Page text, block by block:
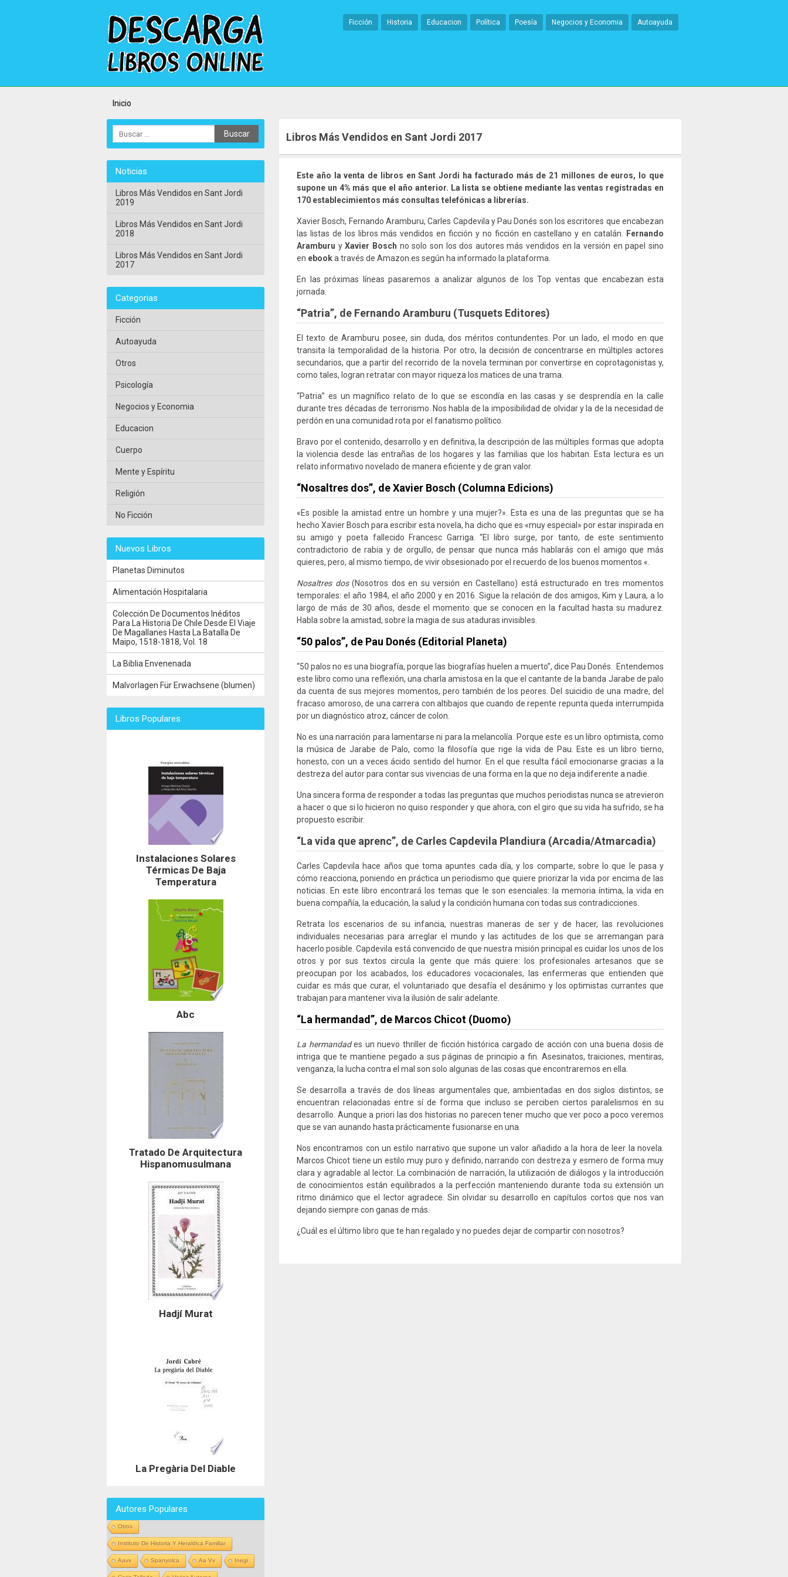
Ficción Historia Educacion Política Poesía Negocios y Economia Autoayuda
Inicio
Libros Más Vendidos en Sant Jordi 2017
Este año la venta de libros en Sant Jordi ha facturado más de 21 millones de euros, lo que
supone un 4% más que el año anterior. La lista se obtiene mediante las ventas registradas en
170 establecimientos más consultas telefónicas a librerías.
Xavier Bosch, Fernando Aramburu, Carles Capdevila y Pau Donés son los escritores que encabezan
las listas de los libros más vendidos en ficción y no ficción en castellano y en catalán.
Fernando
Aramburu yXavier Bosch no solo son los dos autores más vendidos en la versión en papel sino
en ebooka través de Amazon.es según ha informado la plataforma.
En las próximas líneas pasaremos a analizar algunos de los Top ventas que encabezan esta
jornada.
“Patria”, de Fernando Aramburu (Tusquets Editores)
El texto de Aramburu posee, sin duda, dos méritos contundentes. Por un lado, el modo en que
transita la temporalidad de la historia. Por otro, la decisión de concentrarse en múltiples actores
secundarios, que a partir del recorrido de la novela terminan por convertirse en coprotagonistas y,
como tales, logran retratar con mayor riqueza los matices de una trama.
“Patria” es un magnífico relato de lo que se escondía en las casas y se desprendía en la calle
durante tres décadas de terrorismo. Nos habla de la imposibilidad de olvidar y la de la necesidad de
perdón en una comunidad rota por el fanatismo político.
Bravo por el contenido, desarrollo y en definitiva, la descripción de las múltiples formas que adopta
la violencia desde las entrañas de los hogares y las familias que los habitan. Esta lectura es un
relato informativo novelado de manera eficiente y de gran valor.
“Nosaltres dos”, de Xavier Bosch (Columna Edicions)
«Es posible la amistad entre un hombre y una mujer?». Esta es una de las preguntas que se ha
hecho Xavier Bosch para escribir esta novela, ha dicho que es «muy especial» por estar inspirada en
su amigo y poeta fallecido Francesc Garriga. “El libro surge, por tanto, de este sentimiento
contradictorio de rabia y de orgullo, de pensar que nunca más hablarás con el amigo que más
quieres, pero, al mismo tiempo, de vivir obsesionado por el recuerdo de los buenos momentos «.
Nosaltres dos(Nosotros dos en su versión en Castellano) está estructurado en tres momentos
temporales: el año 1984, el año 2000 y en 2016. Sigue la relación de dos amigos, Kim y Laura, a lo
largo de más de 30 años, desde el momento que se conocen en la facultad hasta su madurez.
Habla sobre la amistad, sobre la magia de sus ataduras invisibles.
“50 palos”, de Pau Donés (Editorial Planeta)
“50 palos no es una biografía, porque las biografías huelen a muerto”, dice Pau Donés. Entendemos
este libro como una reflexión, una charla amistosa en la que el cantante de la banda Jarabe de palo
da cuenta de sus mejores momentos, pero también de los peores. Del suicidio de una madre, del
fracaso amoroso, de una carrera con altibajos que cuando de repente repunta queda interrumpida
por un diagnóstico atroz, cáncer de colon.
No es una narración para lamentarse ni para la melancolía. Porque este es un libro optimista, como
la música de Jarabe de Palo, como la filosofía que rige la vida de Pau. Este es un libro tierno,
honesto, con un a veces ácido sentido del humor. En el que resulta fácil emocionarse gracias a la
destreza del autor para contar sus vivencias de una forma en la que no deja indiferente a nadie.
Una sincera forma de responder a todas las preguntas que muchos periodistas nunca se atrevieron
a hacer o que si lo hicieron no quiso responder y que ahora, con el giro que su vida ha sufrido, se ha
propuesto escribir.
“La vida que aprenc”, de Carles Capdevila Plandiura (Arcadia/Atmarcadia)
Carles Capdevila hace años que toma apuntes cada día, y los comparte, sobre lo que le pasa y
cómo reacciona, poniendo en práctica un periodismo que quiere priorizar la vida por encima de las
noticias. En este libro encontrará los temas que le son esenciales: la memoria íntima, la vida en
buena compañía, la educación, la salud y la condición humana con todas sus contradicciones.
Retrata los escenarios de su infancia, nuestras maneras de ser y de hacer, las revoluciones
individuales necesarias para arreglar el mundo y las actitudes de los que se arremangan para
hacerlo posible. Capdevila está convencido de que nuestra misión principal es cuidar los unos de los
otros y por sus textos circula la gente que más quiere: los profesionales artesanos que se
preocupan por los acabados, los educadores vocacionales, las enfermeras que entienden que
cuidar es más que curar, el voluntariado que desafía el desánimo y los optimistas currantes que
trabajan para mantener viva la ilusión de salir adelante.
“La hermandad”, de Marcos Chicot (Duomo)
La hermandades un nuevo thriller de ficción histórica cargado de acción con una buena dosis de
intriga que te mantiene pegado a sus páginas de principio a fin. Asesinatos, traiciones, mentiras,
venganza, la lucha contra el mal son solo algunas de las cosas que encontraremos en ella.
Se desarrolla a través de dos líneas argumentales que, ambientadas en dos siglos distintos, se
encuentran relacionadas entre sí de forma que incluso se perciben ciertos paralelismos en su
desarrollo. Aunque a priori las dos historias no parecen tener mucho que ver poco a poco veremos
que se van aunando hasta prácticamente fusionarse en una.
Nos encontramos con un estilo narrativo que supone un valor añadido a la hora de leer la novela.
Marcos Chicot tiene un estilo muy puro y definido, narrando con destreza y esmero de forma muy
clara y agradable al lector. La combinación de narración, la utilización de diálogos y la introducción
de conocimientos están equilibrados a la perfección manteniendo durante toda su extensión un
ritmo dinámico que el lector agradece. Sin olvidar su desarrollo en capítulos cortos que nos van
dejando siempre con ganas de más.
¿Cuál es el último libro que te han regalado y no puedes dejar de compartir con nosotros?
Noticias
Libros Más Vendidos en Sant Jordi
2019
Libros Más Vendidos en Sant Jordi
2018
Libros Más Vendidos en Sant Jordi
2017
Categorias
Ficción
Autoayuda
Otros
Psicología
Negocios y Economia
Educacion
Cuerpo
Mente y Espíritu
Religión
No Ficción
Nuevos Libros
Planetas Diminutos
Alimentación Hospitalaria
Colección De Documentos Inéditos
Para La Historia De Chile Desde El Viaje
De Magallanes Hasta La Batalla De
Maipo, 1518-1818, Vol. 18
La Biblia Envenenada
Malvorlagen Für Erwachsene (blumen)
Libros Populares
Instalaciones Solares
Térmicas De Baja
Temperatura
Abc
Tratado De Arquitectura
Hispanomusulmana
Hadjí Murat
La Pregària Del Diable
Autores Populares
Otros
Instituto De Historia Y Heraldica Familiar
Aavv Spanyolca Aa Vv Inegi